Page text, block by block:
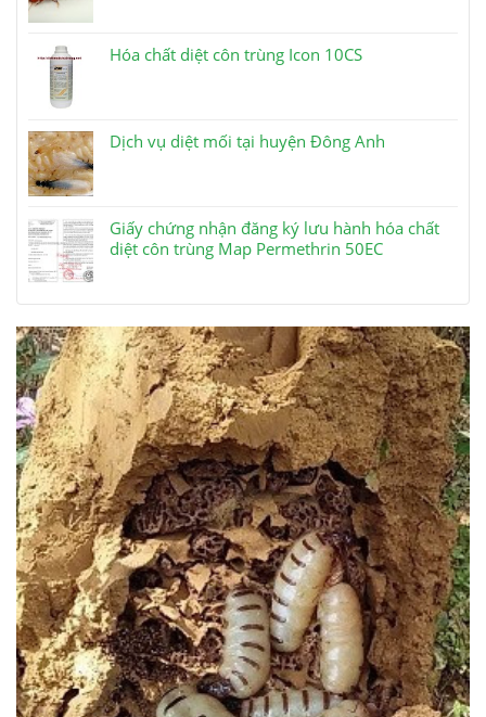
Hóa chất diệt côn trùng Icon 10CS
Dịch vụ diệt mối tại huyện Đông Anh
Giấy chứng nhận đăng ký lưu hành hóa chất
diệt côn trùng Map Permethrin 50EC